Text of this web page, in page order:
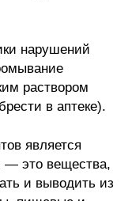
нарушений
раствором
в аптеке).
является
это вещества,
и выводить из